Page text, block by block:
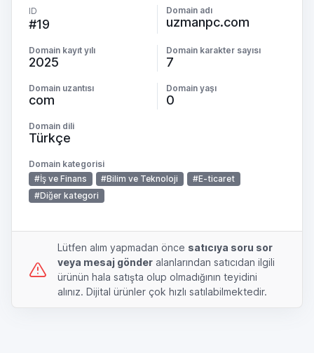
ID
#19
Domain adı
uzmanpc.com
Domain kayıt yılı
2025
Domain karakter sayısı
7
Domain uzantısı
com
Domain yaşı
0
Domain dili
Türkçe
Domain kategorisi
#İş ve Finans
#Bilim ve Teknoloji
#E-ticaret
#Diğer kategori
Lütfen alım yapmadan önce satıcıya soru sor
veya mesaj gönder alanlarından satıcıdan ilgili
ürünün hala satışta olup olmadığının teyidini
alınız. Dijital ürünler çok hızlı satılabilmektedir.